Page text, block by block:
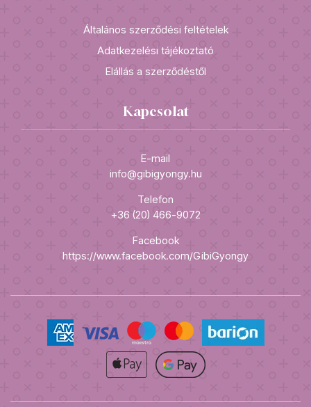
Általános szerződési feltételek
Adatkezelési tájékoztató
Elállás a szerződéstől
Kapcsolat
E-mail
info@gibigyongy.hu
Telefon
+36 (20) 466-9072
Facebook
https://www.facebook.com/GibiGyongy